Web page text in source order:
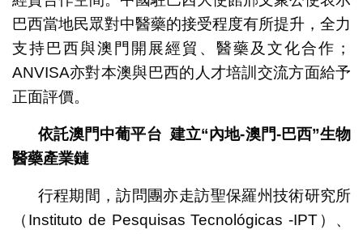
巴西當地民眾對中醫藥的接受程度有所提升，全力
支持巴西與澳門開展經貿、醫藥及文化合作；
ANVISA亦對本澳與巴西的人才培訓交流方面給予
正面評價。
依託澳門中葡平台 建立“內地-澳門-巴西”生物
醫藥產業鏈
行程期間，訪問團亦走訪聖保羅州技術研究所
（Instituto de Pesquisas Tecnológicas -IPT）、